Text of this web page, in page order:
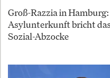
Groß-Razzia in
Asylunterkunft bricht
Sozial-Abzocke